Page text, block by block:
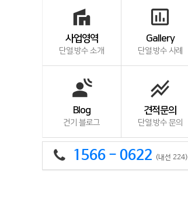
villa
사업영역
단열.방수 소개
insert_chart_outlined
Gallery
단열.방수 사례
spatial_audio
Blog
건기 블로그
stacked_line_chart
견적문의
단열.방수 문의
1566 - 0622 (내선 224)